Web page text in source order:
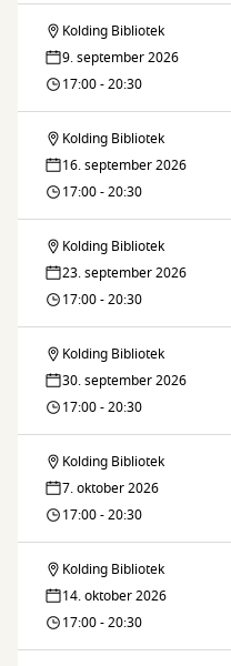
Brætspilsklubben
Kolding Bibliotek
9. september 2026
17:00 - 20:30
Brætspilsklubben
Kolding Bibliotek
16. september 2026
17:00 - 20:30
Brætspilsklubben
Kolding Bibliotek
23. september 2026
17:00 - 20:30
Brætspilsklubben
Kolding Bibliotek
30. september 2026
17:00 - 20:30
Brætspilsklubben
Kolding Bibliotek
7. oktober 2026
17:00 - 20:30
Brætspilsklubben
Kolding Bibliotek
14. oktober 2026
17:00 - 20:30